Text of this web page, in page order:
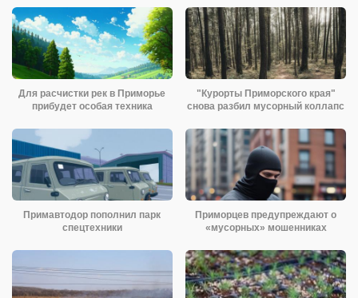
Для расчистки рек в Приморье
прибудет особая техника
"Курорты Приморского края"
снова разбил мусорный коллапс
Примавтодор пополнил парк
спецтехники
Приморцев предупреждают о
«мусорных» мошенниках